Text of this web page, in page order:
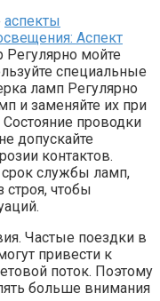
аспекты
Аспект
Регулярно мойте
специальные
ламп Регулярно
и заменяйте их при
проводки
допускайте
контактов.
службы ламп,
строя, чтобы
Частые поездки в
привести к
поток. Поэтому
больше внимания